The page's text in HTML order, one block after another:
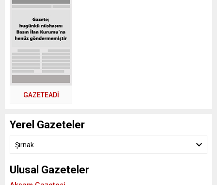
GAZETEADI
Yerel Gazeteler
Şırnak
Ulusal Gazeteler